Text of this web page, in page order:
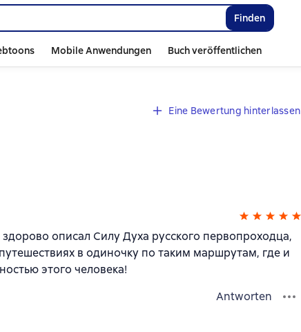
Finden
Mobile Anwendungen Buch veröffentlichen
Eine Bewertung hinterlassen
описал Силу Духа русского первопроходца,
в одиночку по таким маршрутам, где и
этого человека!
Antworten